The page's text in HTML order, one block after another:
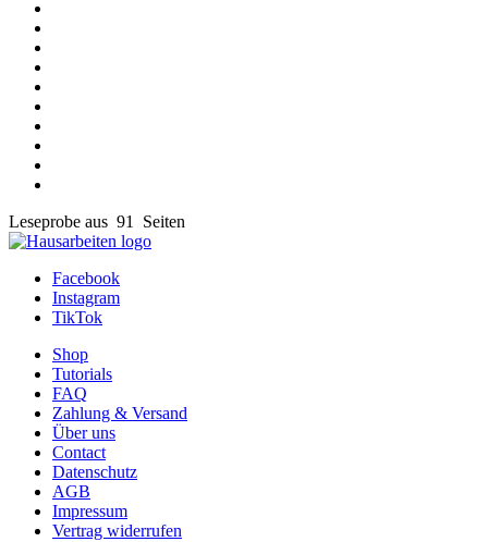
Leseprobe aus 91 Seiten
Facebook
Instagram
TikTok
Shop
Tutorials
FAQ
Zahlung & Versand
Über uns
Contact
Datenschutz
AGB
Impressum
Vertrag widerrufen